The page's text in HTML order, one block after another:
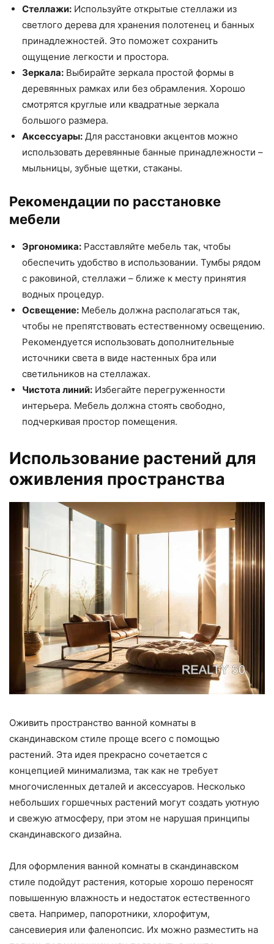
Стеллажи: Используйте открытые стеллажи из
светлого дерева для хранения полотенец и банных
принадлежностей. Это поможет сохранить
ощущение легкости и простора.
Зеркала: Выбирайте зеркала простой формы в
деревянных рамках или без обрамления. Хорошо
смотрятся круглые или квадратные зеркала
большого размера.
Аксессуары: Для расстановки акцентов можно
использовать деревянные банные принадлежности –
мыльницы, зубные щетки, стаканы.
Рекомендации по расстановке
мебели
Эргономика: Расставляйте мебель так, чтобы
обеспечить удобство в использовании. Тумбы рядом
с раковиной, стеллажи – ближе к месту принятия
водных процедур.
Освещение: Мебель должна располагаться так,
чтобы не препятствовать естественному освещению.
Рекомендуется использовать дополнительные
источники света в виде настенных бра или
светильников на стеллажах.
Чистота линий: Избегайте перегруженности
интерьера. Мебель должна стоять свободно,
подчеркивая простор помещения.
Использование растений для
оживления пространства
Оживить пространство ванной комнаты в
скандинавском стиле проще всего с помощью
растений. Эта идея прекрасно сочетается с
концепцией минимализма, так как не требует
многочисленных деталей и аксессуаров. Несколько
небольших горшечных растений могут создать уютную
и свежую атмосферу, при этом не нарушая принципы
скандинавского дизайна.
Для оформления ванной комнаты в скандинавском
стиле подойдут растения, которые хорошо переносят
повышенную влажность и недостаток естественного
света. Например, папоротники, хлорофитум,
сансевиерия или фаленопсис. Их можно разместить на